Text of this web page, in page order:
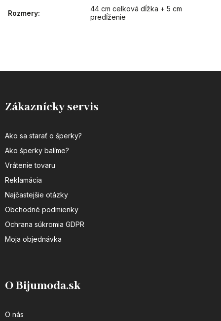
Rozmery:
44 cm celková dĺžka + 5 cm
predĺženie
Zákaznícky servis
Ako sa starať o šperky?
Ako šperky balíme?
Vrátenie tovaru
Reklamácia
Najčastejšie otázky
Obchodné podmienky
Ochrana súkromia GDPR
Moja objednávka
O Bijumoda.sk
O nás